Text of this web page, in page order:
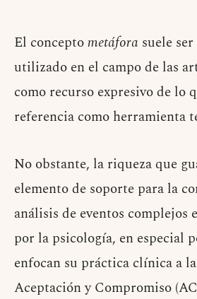
El conceptometáfora suele
utilizado en el campo de las
como recurso expresivo de lo
referencia como herramienta
No obstante, la riqueza que
elemento de soporte para la
análisis de eventos complejos
por la psicología, en especial
enfocan su práctica clínica a
Aceptación y Compromiso